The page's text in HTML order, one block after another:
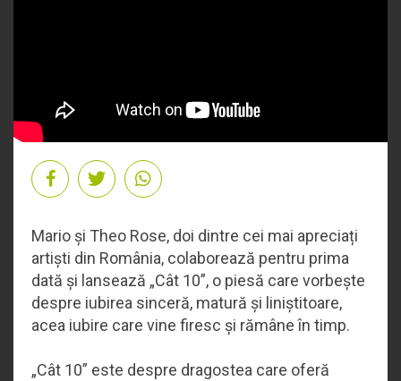
Mario și Theo Rose, doi dintre cei mai apreciați
artiști din România, colaborează pentru prima
dată și lansează „Cât 10”, o piesă care vorbește
despre iubirea sinceră, matură și liniștitoare,
acea iubire care vine firesc și rămâne în timp.
„Cât 10” este despre dragostea care oferă